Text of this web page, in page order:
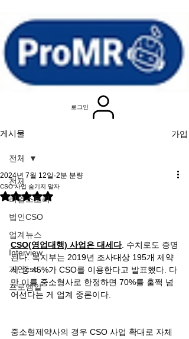
로그인
게시물 가입
전체
리얼스토리
법인CSO
업계뉴스
Interview
개인cso
프로엠알
전체
CSO 사업 숨기지 말자
2024년 7월 12일 2분 분량
별점 5점 중 NaN점을 주었습니다.
CSO(영업대행) 사업은 대세다 . 수치로도 증명
된다. 복지부는 2019년 조사대상 195개 제약
사 중 45%가 CSO를 이용한다고 발표했다. 다
만 이를 중소형사로 한정하면 70%를 훌쩍 넘
어선다는 게 업계 중론이다.​
중소형제약사의 경우 CSO 사업 확대로 자체